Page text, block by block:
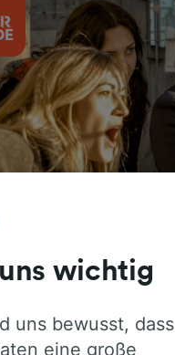
wichtig
uns bewusst, dass
eine große